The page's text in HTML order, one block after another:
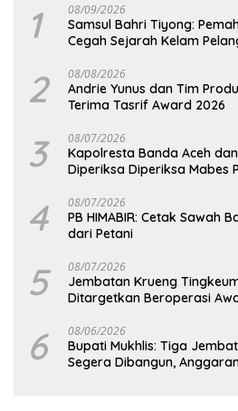
1 08/09/2026
Samsul Bahri Tiyong:
Cegah Sejarah Kelam
2 08/08/2026
Andrie Yunus dan Tim
Terima Tasrif Award 2026
3 08/07/2026
Kapolresta Banda Aceh
Diperiksa Diperiksa Mabes
4 08/07/2026
PB HIMABIR: Cetak Sawah
dari Petani
5 08/07/2026
Jembatan Krueng
Ditargetkan Beroperasi
6 08/06/2026
Bupati Mukhlis: Tiga
Segera Dibangun,